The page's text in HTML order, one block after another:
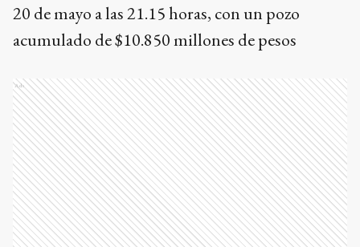
20 de mayo a las 21.15 horas, con un pozo
acumulado de $10.850 millones de pesos
Ads